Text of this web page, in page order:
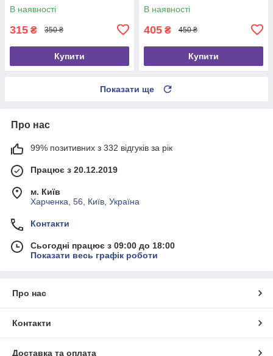
В наявності
315 ₴ 350 ₴
Купити
В наявності
405 ₴ 450 ₴
Купити
Показати ще
Про нас
99% позитивних з 332 відгуків за рік
Працює з 20.12.2019
м. Київ
Харченка, 56, Київ, Україна
Контакти
Сьогодні працює з 09:00 до 18:00
Показати весь графік роботи
Про нас
Контакти
Доставка та оплата